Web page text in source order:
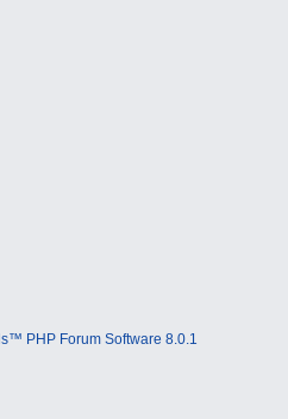
PHP Forum Software 8.0.1